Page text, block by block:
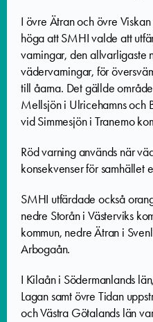
I övre Ätran och övre
höga att SMHI valde att
varningar, denallvarligaste
vädervarningar, för
till åarna. Det gällde
Mellsjön i Ulricehamns och
vid Simmesjön i Tranemo
Röd varning används när
konsekvenser för samhället
SMHI utfärdade också
nedre Storån i Västerviks
kommun, nedre Ätran i
Arbogaån.
I Kilaån i Södermanlands
Lagan samt övre Tidan
och Västra Götalands län